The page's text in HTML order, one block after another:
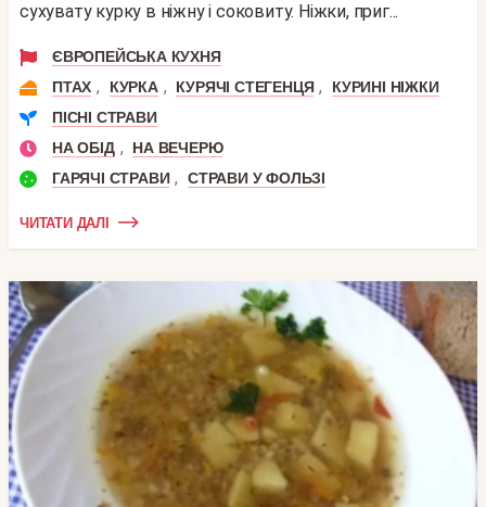
сухувату курку в ніжну і соковиту. Ніжки, приг...
ЄВРОПЕЙСЬКА КУХНЯ
ПТАХ , КУРКА , КУРЯЧІ СТЕГЕНЦЯ ,
КУРИНІ НІЖКИ
ПІСНІ СТРАВИ
НА ОБІД ,
НА ВЕЧЕРЮ
ГАРЯЧІ СТРАВИ , СТРАВИ У ФОЛЬЗІ
ЧИТАТИ ДАЛІ